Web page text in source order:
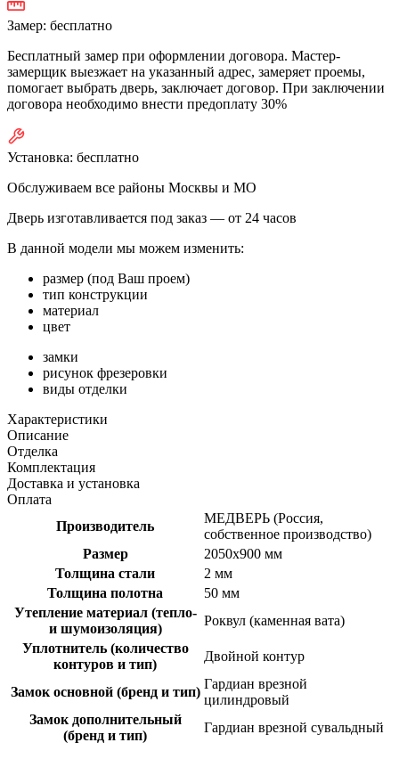
Замер: бесплатно
Бесплатный замер при оформлении договора. Мастер-
замерщик выезжает на указанный адрес, замеряет проемы,
помогает выбрать дверь, заключает договор. При заключении
договора необходимо внести предоплату 30%
Установка: бесплатно
Обслуживаем все районы Москвы и МО
Дверь изготавливается под заказ — от 24 часов
В данной модели мы можем изменить:
размер (под Ваш проем)
тип конструкции
материал
цвет
замки
рисунок фрезеровки
виды отделки
Характеристики
Описание
Отделка
Комплектация
Доставка и установка
Оплата
Производитель
МЕДВЕРЬ (Россия,
собственное производство)
Размер
2050х900 мм
Толщина стали
2 мм
Толщина полотна
50 мм
Утепление материал (тепло-
и шумоизоляция)
Роквул (каменная вата)
Уплотнитель (количество
контуров и тип)
Двойной контур
Замок основной (бренд и тип)
Гардиан врезной
цилиндровый
Замок дополнительный
(бренд и тип)
Гардиан врезной сувальдный